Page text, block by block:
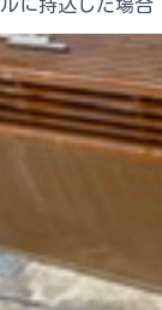
に持込した場